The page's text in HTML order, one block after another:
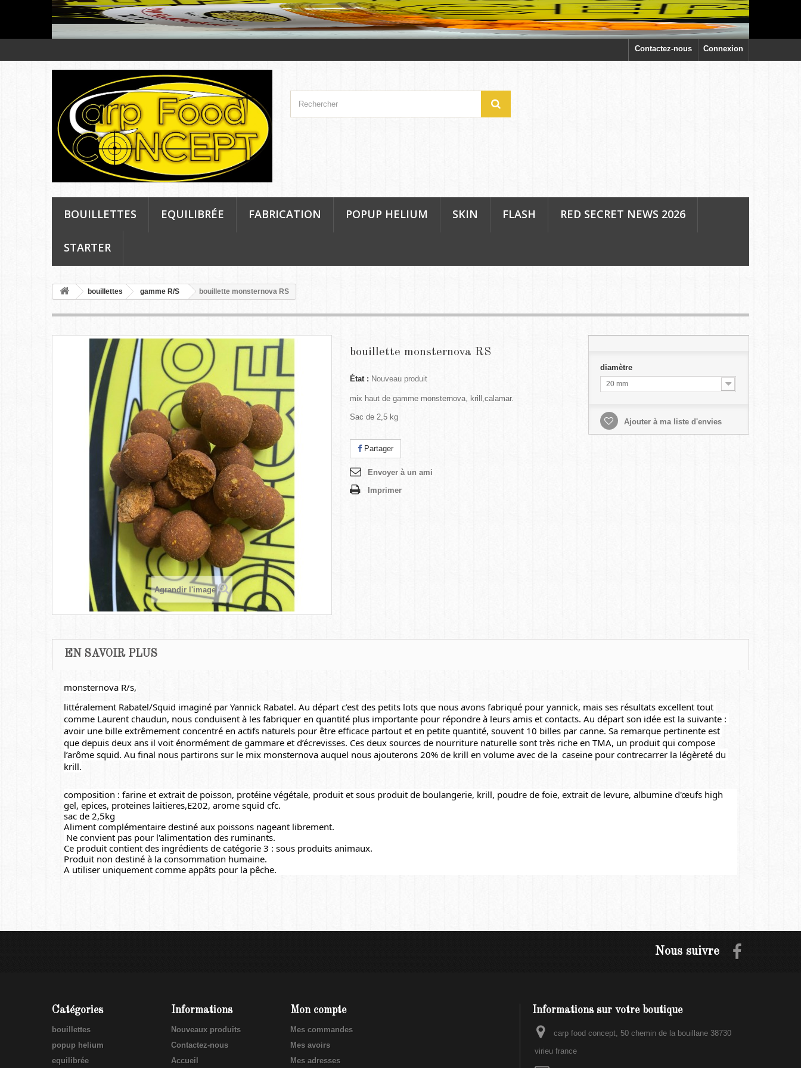
Connexion
Contactez-nous
BOUILLETTES EQUILIBRÉE FABRICATION POPUP HELIUM SKIN FLASH RED SECRET NEWS 2026
STARTER
bouillettes gamme R/S bouillette monsternova RS
Agrandir l'image
bouillette monsternova RS
État : Nouveau produit
mix haut de gamme monsternova, krill,calamar.
Sac de 2,5 kg
Partager
Envoyer à un ami
Imprimer
diamètre
20 mm
Ajouter à ma liste d'envies
EN SAVOIR PLUS
monsternova R/s,
littéralement Rabatel/Squid imaginé par Yannick Rabatel. Au départ c’est des petits lots que nous avons fabriqué pour yannick, mais ses résultats excellent tout
comme Laurent chaudun, nous conduisent à les fabriquer en quantité plus importante pour répondre à leurs amis et contacts. Au départ son idée est la suivante :
avoir une bille extrêmement concentré en actifs naturels pour être efficace partout et en petite quantité, souvent 10 billes par canne. Sa remarque pertinente est
que depuis deux ans il voit énormément de gammare et d’écrevisses. Ces deux sources de nourriture naturelle sont très riche en TMA, un produit qui compose
l’arôme squid. Au final nous partirons sur le mix monsternova auquel nous ajouterons 20% de krill en volume avec de la  caseine pour contrecarrer la légèreté du
krill.
composition : farine et extrait de poisson, protéine végétale, produit et sous produit de boulangerie, krill, poudre de foie, extrait de levure, albumine d'œufs high
gel, epices, proteines laitieres,E202, arome squid cfc.
sac de 2,5kg
Aliment complémentaire destiné aux poissons nageant librement.
Ne convient pas pour l'alimentation des ruminants.
Ce produit contient des ingrédients de catégorie 3 : sous produits animaux.
Produit non destiné à la consommation humaine.
A utiliser uniquement comme appâts pour la pêche.
Nous suivre
Catégories
bouillettes
popup helium
equilibrée
Informations
Nouveaux produits
Contactez-nous
Accueil
Mon compte
Mes commandes
Mes avoirs
Mes adresses
Informations sur votre boutique
carp food concept, 50 chemin de la bouillane 38730
virieu france